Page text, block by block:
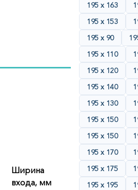
Ширина
входа, мм
195 х 163
195 х 153
195 х 90
195 х 110
195 х 120
195 х 140
195 х 130
195 х 150
195 х 150
195 х 170
195 х 175
195 х 195